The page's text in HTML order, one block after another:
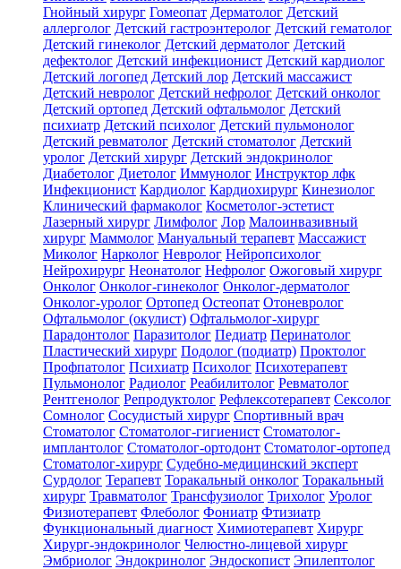
Гнойный хирург Гомеопат Дерматолог Детский
аллерголог Детский гастроэнтеролог Детский гематолог
Детский гинеколог Детский дерматолог Детский
дефектолог Детский инфекционист Детский кардиолог
Детский логопед Детский лор Детский массажист
Детский невролог Детский нефролог Детский онколог
Детский ортопед Детский офтальмолог Детский
психиатр Детский психолог Детский пульмонолог
Детский ревматолог Детский стоматолог Детский
уролог Детский хирург Детский эндокринолог
Диабетолог Диетолог Иммунолог Инструктор лфк
Инфекционист Кардиолог Кардиохирург Кинезиолог
Клинический фармаколог Косметолог-эстетист
Лазерный хирург Лимфолог Лор Малоинвазивный
хирург Маммолог Мануальный терапевт Массажист
Миколог Нарколог Невролог Нейропсихолог
Нейрохирург Неонатолог Нефролог Ожоговый хирург
Онколог Онколог-гинеколог Онколог-дерматолог
Онколог-уролог Ортопед Остеопат Отоневролог
Офтальмолог (окулист) Офтальмолог-хирург
Парадонтолог Паразитолог Педиатр Перинатолог
Пластический хирург Подолог (подиатр) Проктолог
Профпатолог Психиатр Психолог Психотерапевт
Пульмонолог Радиолог Реабилитолог Ревматолог
Рентгенолог Репродуктолог Рефлексотерапевт Сексолог
Сомнолог Сосудистый хирург Спортивный врач
Стоматолог Стоматолог-гигиенист Стоматолог-
имплантолог Стоматолог-ортодонт Стоматолог-ортопед
Стоматолог-хирург Судебно-медицинский эксперт
Сурдолог Терапевт Торакальный онколог Торакальный
хирург Травматолог Трансфузиолог Трихолог Уролог
Физиотерапевт Флеболог Фониатр Фтизиатр
Функциональный диагност Химиотерапевт Хирург
Хирург-эндокринолог Челюстно-лицевой хирург
Эмбриолог Эндокринолог Эндоскопист Эпилептолог